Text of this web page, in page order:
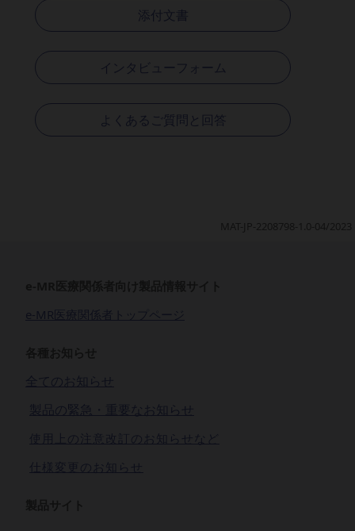
添付文書
インタビューフォーム
よくあるご質問と回答
e-MR医療関係者トップページ
全てのお知らせ
製品の緊急・重要なお知らせ
使用上の注意改訂のお知らせなど
仕様変更のお知らせ